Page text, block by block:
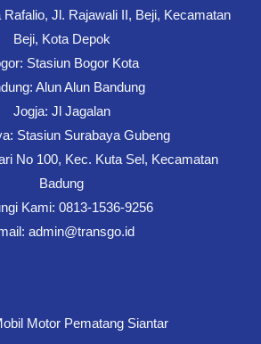
Jl. Rajawali II, Beji, Kecamatan
Beji, Kota Depok
Stasiun Bogor Kota
Alun Alun Bandung
Jogja: Jl Jagalan
Stasiun Surabaya Gubeng
No 100, Kec. Kuta Sel, Kecamatan
Badung
Kami: 0813-1536-9256
admin@transgo.id
Motor Pematang Siantar